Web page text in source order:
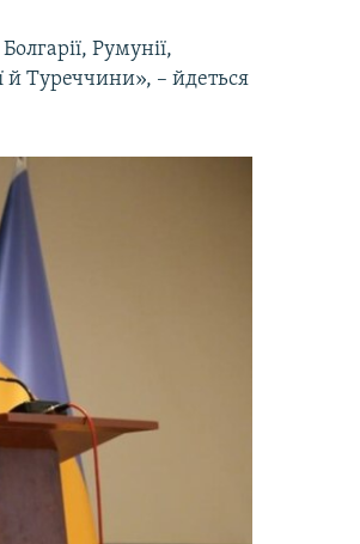
Румунії,
й Туреччини», – йдеться